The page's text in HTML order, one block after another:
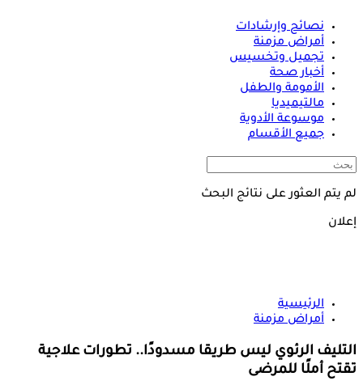
نصائح وإرشادات
أمراض مزمنة
تجميل وتخسيس
أخبار صحة
الأمومة والطفل
مالتيميديا
موسوعة الأدوية
جميع الأقسام
لم يتم العثور على نتائج البحث
إعلان
الرئيسية
أمراض مزمنة
التليف الرئوي ليس طريقا مسدودًا.. تطورات علاجية
تقتح أملًا للمرضى